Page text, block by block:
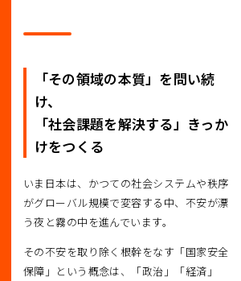
「その領域の本質」を問い続
け、
「社会課題を解決する」きっか
けをつくる
いま日本は、かつての社会システムや秩序
がグローバル規模で変容する中、不安が漂
う夜と霧の中を進んでいます。
その不安を取り除く根幹をなす「国家安全
保障」という概念は、「政治」「経済」